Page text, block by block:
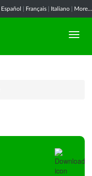
Español Français Italiano More...